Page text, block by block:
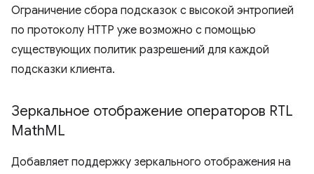
Ограничение сбора подсказок с высокой энтропией
по протоколу HTTP уже возможно с помощью
существующих политик разрешений для каждой
подсказки клиента.
Зеркальное отображение операторов RTL
MathML
Добавляет поддержку зеркального отображения на